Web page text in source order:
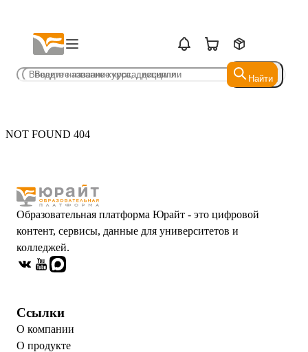
Найти
Найти
NOT FOUND 404
Образовательная платформа Юрайт - это цифровой
контент, сервисы, данные для университетов и
колледжей.
Ссылки
О компании
О продукте